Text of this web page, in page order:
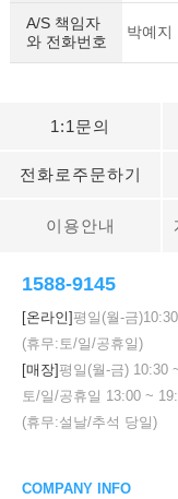
A/S 책임자
와 전화번호
박예지
1:1문의
전화로주문하기
이용안내
1588-9145
[온라인] 평일(월-금)10:30
(휴무:토/일/공휴일)
[매장] 평일(월-금) 10:30
토/일/공휴일 13:00 ~
(휴무:설날/추석 당일)
COMPANY INFO